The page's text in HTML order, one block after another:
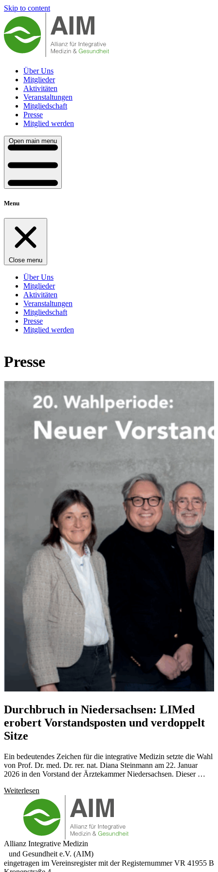
Skip to content
Über Uns
Mitglieder
Aktivitäten
Veranstaltungen
Mitgliedschaft
Presse
Mitglied werden
Open main menu
Menu
Close menu
Über Uns
Mitglieder
Aktivitäten
Veranstaltungen
Mitgliedschaft
Presse
Mitglied werden
Presse
Durchbruch in Niedersachsen: LIMed
erobert Vorstandsposten und verdoppelt
Sitze
Ein bedeutendes Zeichen für die integrative Medizin setzte die Wahl
von Prof. Dr. med. Dr. rer. nat. Diana Steinmann am 22. Januar
2026 in den Vorstand der Ärztekammer Niedersachsen. Dieser …
Weiterlesen
Allianz Integrative Medizin
und Gesundheit e.V. (AIM)
eingetragen im Vereinsregister mit der Registernummer VR 41955 B